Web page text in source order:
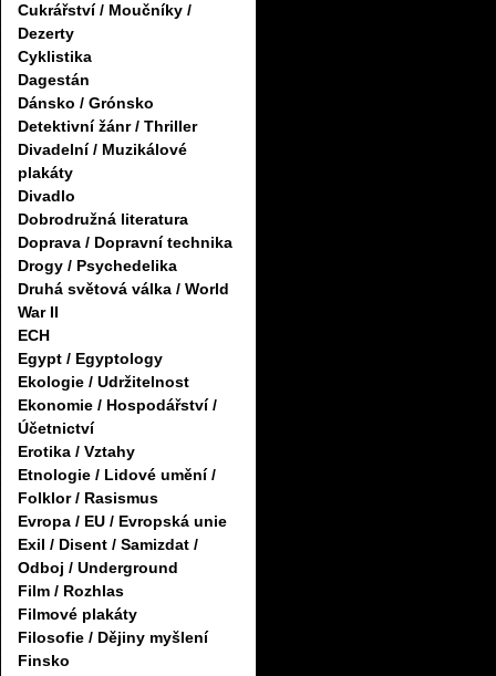
Cukrářství / Moučníky /
Dezerty
Cyklistika
Dagestán
Dánsko / Grónsko
Detektivní žánr / Thriller
Divadelní / Muzikálové
plakáty
Divadlo
Dobrodružná literatura
Doprava / Dopravní technika
Drogy / Psychedelika
Druhá světová válka / World
War II
ECH
Egypt / Egyptology
Ekologie / Udržitelnost
Ekonomie / Hospodářství /
Účetnictví
Erotika / Vztahy
Etnologie / Lidové umění /
Folklor / Rasismus
Evropa / EU / Evropská unie
Exil / Disent / Samizdat /
Odboj / Underground
Film / Rozhlas
Filmové plakáty
Filosofie / Dějiny myšlení
Finsko